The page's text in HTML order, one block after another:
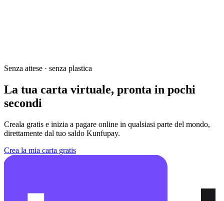
Senza attese · senza plastica
La tua carta virtuale, pronta in pochi
secondi
Creala gratis e inizia a pagare online in qualsiasi parte del mondo,
direttamente dal tuo saldo Kunfupay.
Crea la mia carta gratis